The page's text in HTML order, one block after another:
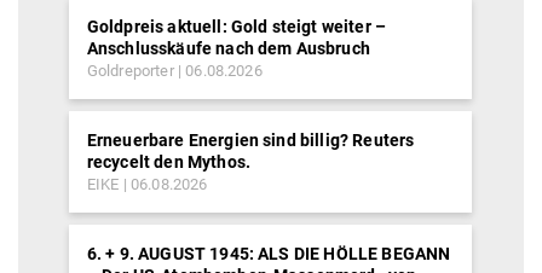
Goldpreis aktuell: Gold steigt weiter –
Anschlusskäufe nach dem Ausbruch
Goldreporter 06.08.2026
Erneuerbare Energien sind billig? Reuters
recycelt den Mythos.
EIKE 06.08.2026
6. + 9. AUGUST 1945: ALS DIE HÖLLE BEGANN